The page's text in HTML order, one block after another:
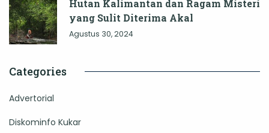
Hutan Kalimantan dan Ragam Misteri
yang Sulit Diterima Akal
Agustus 30, 2024
Categories
Advertorial
Diskominfo Kukar